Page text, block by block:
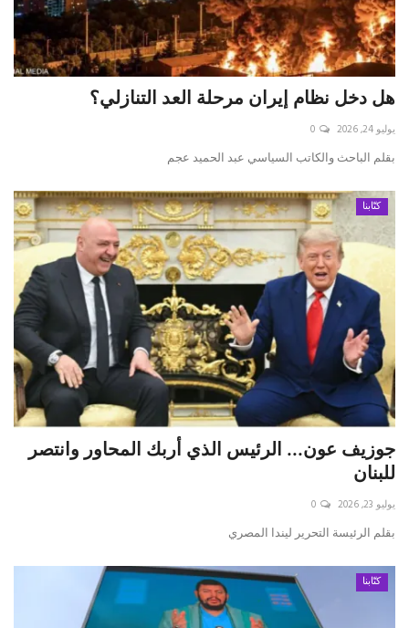
هل دخل نظام إيران مرحلة العد التنازلي؟
يوليو 24, 2026 0
بقلم الباحث والكاتب السياسي عبد الحميد عجم
كتّابنا
جوزيف عون... الرئيس الذي أربك المحاور وانتصر
للبنان
يوليو 23, 2026 0
بقلم الرئيسة التحرير ليندا المصري
كتّابنا